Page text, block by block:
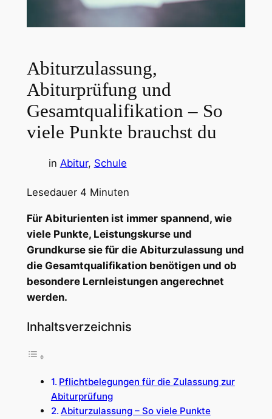
Abiturzulassung,
Abiturprüfung und
Gesamtqualifikation – So
viele Punkte brauchst du
in Abitur, Schule
Lesedauer 4 Minuten
Für Abiturienten ist immer spannend, wie
viele Punkte, Leistungskurse und
Grundkurse sie für die Abiturzulassung und
die Gesamtqualifikation benötigen und ob
besondere Lernleistungen angerechnet
werden.
Inhaltsverzeichnis
Pflichtbelegungen für die Zulassung zur
Abiturprüfung
Abiturzulassung – So viele Punkte